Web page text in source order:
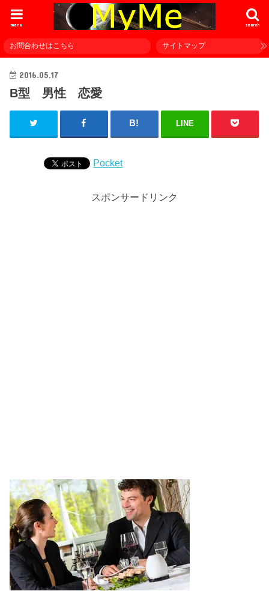
search
menu
お問合わせはこちら サイトマップ
2016.05.17
B型 男性 恋愛
LINE
Pocket
スポンサードリンク